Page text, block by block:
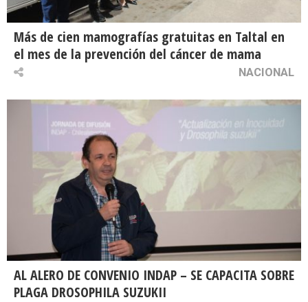
Más de cien mamografías gratuitas en Taltal en
el mes de la prevención del cáncer de mama
NACIONAL
AL ALERO DE CONVENIO INDAP – SE CAPACITA SOBRE
PLAGA DROSOPHILA SUZUKII